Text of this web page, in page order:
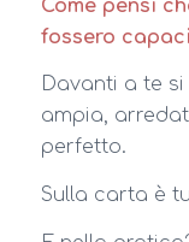
Come pensi
fossero
Davanti a te
ampia,
perfetto.
Sulla carta è